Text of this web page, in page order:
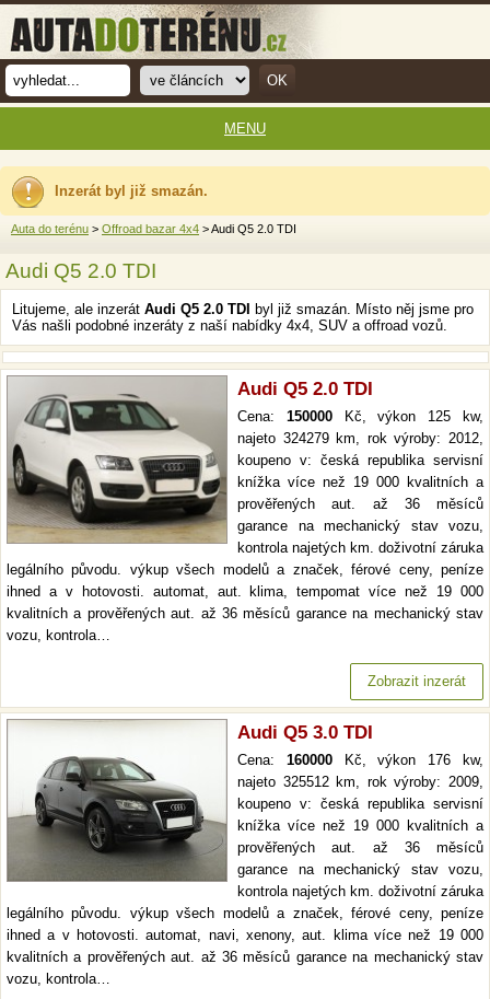
Inzerát byl již smazán.
Auta do terénu > Offroad bazar 4x4 > Audi Q5 2.0 TDI
Audi Q5 2.0 TDI
Litujeme, ale inzerát Audi Q5 2.0 TDI
byl již smazán. Místo něj jsme pro
Vás našli podobné inzeráty z naší nabídky 4x4, SUV a offroad vozů.
Audi Q5 2.0 TDI
Cena: 150000Kč, výkon 125 kw,
najeto 324279 km, rok výroby: 2012,
koupeno v: česká republika servisní
knížka více než 19 000 kvalitních a
prověřených aut. až 36 měsíců
garance na mechanický stav vozu,
kontrola najetých km. doživotní záruka
legálního původu. výkup všech modelů a značek, férové ceny, peníze
ihned a v hotovosti. automat, aut. klima, tempomat více než 19 000
kvalitních a prověřených aut. až 36 měsíců garance na mechanický stav
vozu, kontrola…
Zobrazit inzerát
Audi Q5 3.0 TDI
Cena: 160000Kč, výkon 176 kw,
najeto 325512 km, rok výroby: 2009,
koupeno v: česká republika servisní
knížka více než 19 000 kvalitních a
prověřených aut. až 36 měsíců
garance na mechanický stav vozu,
kontrola najetých km. doživotní záruka
legálního původu. výkup všech modelů a značek, férové ceny, peníze
ihned a v hotovosti. automat, navi, xenony, aut. klima více než 19 000
kvalitních a prověřených aut. až 36 měsíců garance na mechanický stav
vozu, kontrola…
MENU